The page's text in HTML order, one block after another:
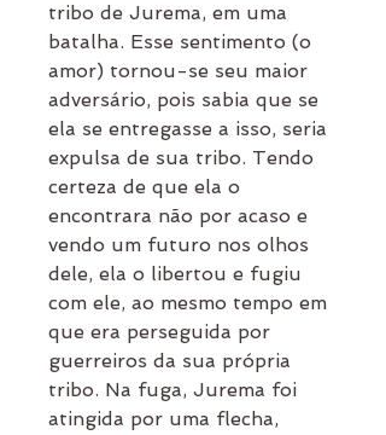
tribo de Jurema, em uma
batalha. Esse sentimento (o
amor) tornou-se seu maior
adversário, pois sabia que se
ela se entregasse a isso, seria
expulsa de sua tribo. Tendo
certeza de que ela o
encontrara não por acaso e
vendo um futuro nos olhos
dele, ela o libertou e fugiu
com ele, ao mesmo tempo em
que era perseguida por
guerreiros da sua própria
tribo. Na fuga, Jurema foi
atingida por uma flecha,